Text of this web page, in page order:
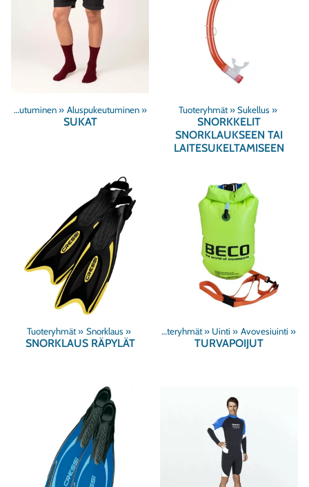
Sukelluspukeutuminen ‪» Aluspukeutuminen ‪»
SUKAT
Tuoteryhmät ‪»Sukellus ‪»
SNORKKELIT
SNORKLAUKSEEN TAI
LAITESUKELTAMISEEN
Tuoteryhmät‪» Snorklaus ‪»
SNORKLAUS RÄPYLÄT
Tuoteryhmät ‪» Uinti ‪» Avovesiuinti ‪»
TURVAPOIJUT